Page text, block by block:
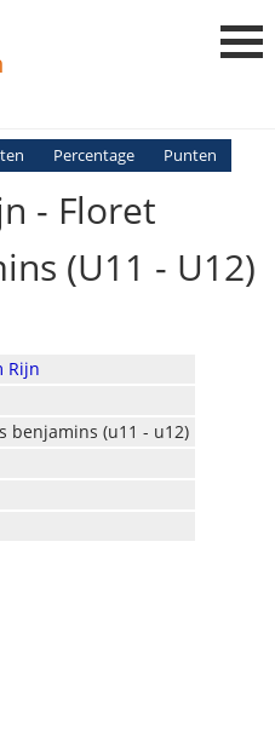
Login
Ranglijsten
Percentage Punten
- Floret
(U11 - U12)
Rijn
benjamins (u11 - u12)